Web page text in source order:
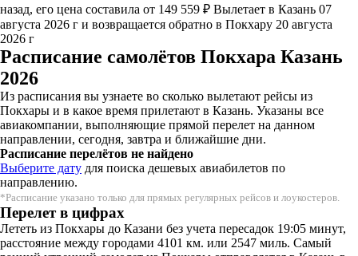
назад, его цена составила от 149 559 ₽ Вылетает в Казань 07
августа 2026 г и возвращается обратно в Покхару 20 августа
2026 г
Расписание самолётов Покхара Казань
2026
Из расписания вы узнаете во сколько вылетают рейсы из
Покхары и в какое время прилетают в Казань. Указаны все
авиакомпании, выполняющие прямой перелет на данном
направлении, сегодня, завтра и ближайшие дни.
Расписание перелётов не найдено
Выберите дату для поиска дешевых авиабилетов по
направлению.
*Расписание указано только для прямых регулярных рейсов и лоукостеров.
Перелет в цифрах
Лететь из Покхары до Казани без учета пересадок 19:05 минут,
расстояние между городами 4101 км. или 2547 миль. Самый